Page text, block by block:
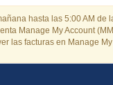
hasta las 5:00 AM
Manage My Account
las facturas en Manage